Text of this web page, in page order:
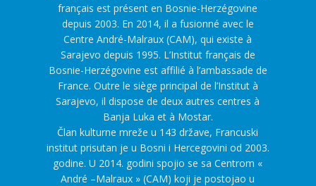
français est présent en Bosnie-Herzégovine
depuis 2003. En 2014, il a fusionné avec le
Centre André-Malraux (CAM), qui existe à
Sarajevo depuis 1995. L’Institut français de
Bosnie-Herzégovine est affilié à l’ambassade de
France. Outre le siège principal de l’Institut à
Sarajevo, il dispose de deux autres centres à
Banja Luka et à Mostar.
Član kulturne mreže u 143 države, Francuski
institut prisutan je u Bosni i Hercegovini od 2003.
godine. U 2014. godini spojio se sa Centrom «
André –Malraux » (CAM) koji je postojao u